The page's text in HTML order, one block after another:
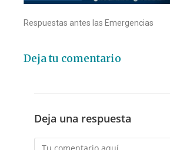
Respuestas antes las Emergencias
Deja tu comentario
Deja una respuesta